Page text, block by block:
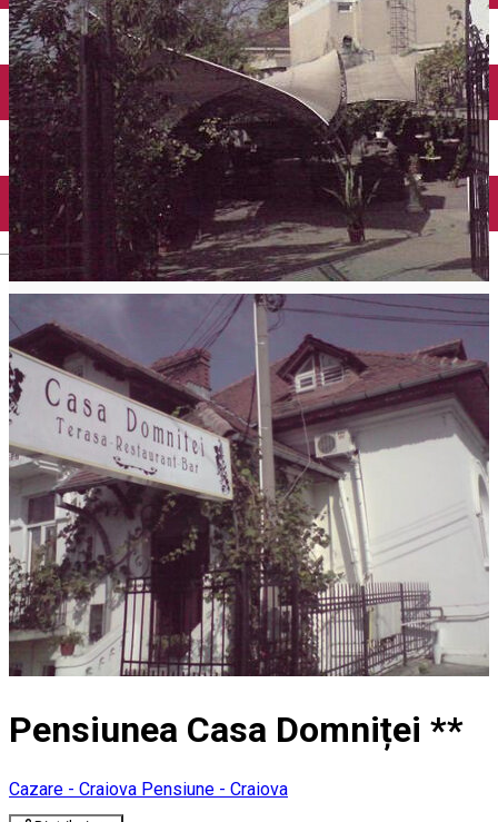
English
Închirieri auto
Închirieri biciclete
Taxi
Încărcare vehicule electrice
Pensiunea Casa Domniței **
Cazare - Craiova Pensiune - Craiova